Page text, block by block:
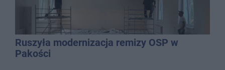
Ruszyła modernizacja remizy OSP w
Pakości